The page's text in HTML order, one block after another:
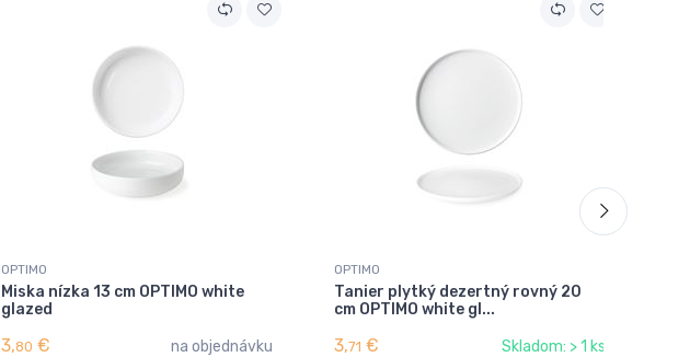
OPTIMO
Miska nízka 13 cm OPTIMO white
glazed
3,80 € na objednávku
OPTIMO
Tanier plytký dezertný rovný 20
cm OPTIMO white gl...
3,71 € Skladom: > 1 ks